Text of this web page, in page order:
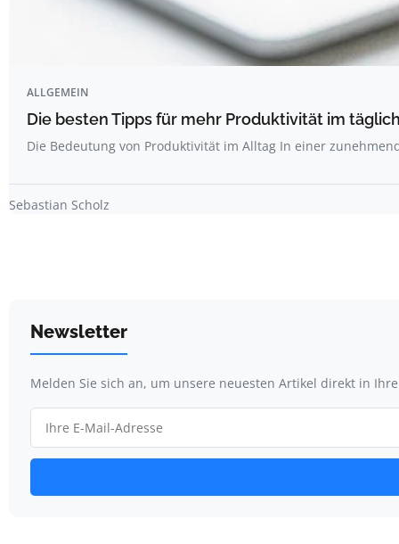
ALLGEMEIN
Die besten Tipps für mehr Produktivität im
Die Bedeutung von Produktivität im Alltag In einer
Sebastian Scholz
Newsletter
Melden Sie sich an, um unsere neuesten Artikel direkt in